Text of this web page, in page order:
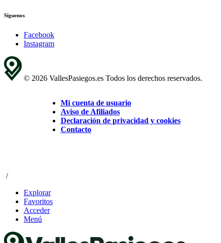
Síguenos
Facebook
Instagram
© 2026 VallesPasiegos.es Todos los derechos reservados.
Mi cuenta de usuario
Aviso de Afiliados
Declaración de privacidad y cookies
Contacto
/
Explorar
Favoritos
Acceder
Menú